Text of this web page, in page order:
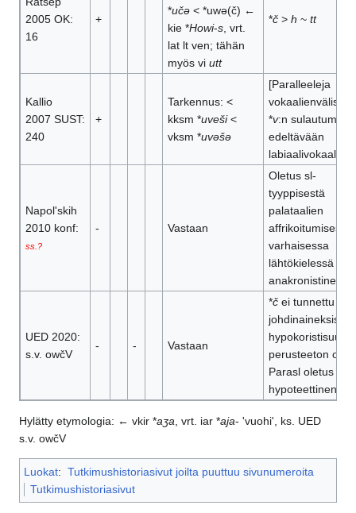
2005 OK:
16
+
*učə< *uwə(č) ←
kie *Howi-s, vrt.
lat lt ven; tähän
myös vi utt
*č> h ~ tt
Kallio
2007 SUST:
240
+
Tarkennus: <
kksm *uveši<
vksm *uvəšə
[Paralleeleja
vokaalienvälisen
*v:n
edeltävään
labiaalivokaaliin]
Napolʹskih
2010 konf:
ss.?
- Vastaan
Oletus sl-
tyyppisestä
palataalien
affrikoitumisesta
varhaisessa
lähtökielessä
anakronistinen
UED 2020:
s.v. owčV
- - Vastaan
*čei tunnettu kur
johdinaineksista;
hypokoristisuus
perusteeton
Parasl oletus
hypoteettinen
Hylätty etymologia: ← vkir *aʒa , vrt. iar *aja- 'vuohi', ks. UED
s.v. owčV
Luokat: Tutkimushistoriasivut joilta puuttuu sivunumeroita
Tutkimushistoriasivut